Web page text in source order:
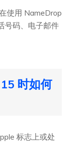
使用 NameDrop
号码、电子邮件
时如何
标志上或处